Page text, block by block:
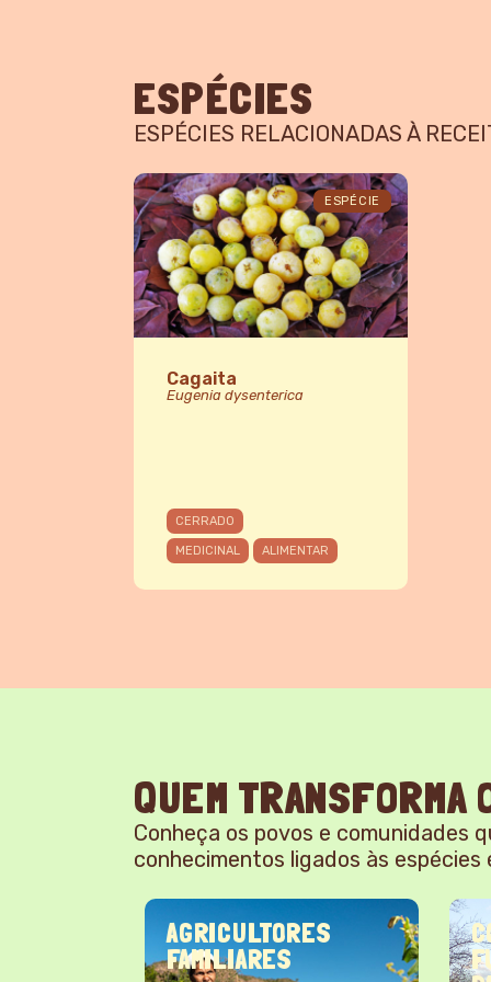
ESPÉCIES
ESPÉCIES RELACIONADAS À
ESPÉCIE
Cagaita
Eugenia dysenterica
CERRADO
MEDICINAL ALIMENTAR
QUEM
Conheça os povos e comunidades
conhecimentos ligados às espécies
AGRICULTORES
FAMILIARES